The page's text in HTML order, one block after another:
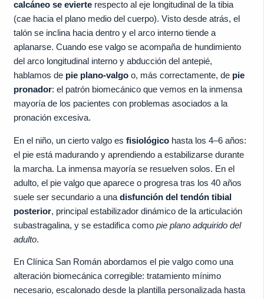
calcáneo se evierterespecto al eje longitudinal de la tibia
(cae hacia el plano medio del cuerpo). Visto desde atrás, el
talón se inclina hacia dentro y el arco interno tiende a
aplanarse. Cuando ese valgo se acompaña de hundimiento
del arco longitudinal interno y abducción del antepié,
hablamos de pie plano-valgoo, más correctamente, de pie
pronador: el patrón biomecánico que vemos en la inmensa
mayoría de los pacientes con problemas asociados a la
pronación excesiva.
En el niño, un cierto valgo es fisiológicohasta los 4–6 años:
el pie está madurando y aprendiendo a estabilizarse durante
la marcha. La inmensa mayoría se resuelven solos. En el
adulto, el pie valgo que aparece o progresa tras los 40 años
suele ser secundario a una disfunción del tendón tibial
posterior, principal estabilizador dinámico de la articulación
subastragalina, y se estadifica como pie plano adquirido del
adulto.
En Clínica San Román abordamos el pie valgo como una
alteración biomecánica corregible: tratamiento mínimo
necesario, escalonado desde la plantilla personalizada hasta